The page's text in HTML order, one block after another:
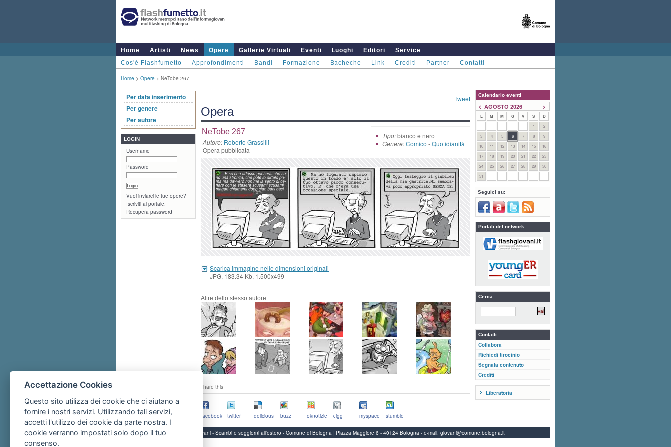
Home Artisti News Opere Gallerie Virtuali Eventi Luoghi Editori
Service
Cos'è Flashfumetto
Approfondimenti Bandi Formazione Bacheche Link Crediti Partner Contatti
Home > Opere > NeTobe 267
Per data inserimento
Per genere
Per autore
LOGIN
Username
Password
Vuoi inviarci le tue opere?
Iscriviti al portale.
Recupera password
Tweet
Opera
NeTobe 267
Autore: Roberto Grassilli
Opera pubblicata
Tipo:bianco e nero
Genere:Comico -Quotidianità
Scarica immagine nelle dimensioni originali
JPG, 183.34 Kb, 1.500x499
Altre dello stesso autore:
share this
facebook twitter delicious buzz oknotizie digg myspace stumble
Calendario eventi
>
< AGOSTO 2026
L M M G V S
D
1
2
3
4 5 6 7 8
9
10
11 12 13 14 15
16
17
18 19 20 21 22
23
24
25 26 27 28 29
30
31
Seguici su:
Portali del network
Cerca
Contatti
Collabora
Richiedi tirocinio
Segnala contenuto
Crediti
Liberatoria
Servizi per i giovani - Scambi e soggiorni all'estero - Comune di Bologna | Piazza Maggiore 6 - 40124 Bologna - e-mail: giovani@comune.bologna.it
Accettazione Cookies
Questo sito utilizza dei cookie che ci aiutano a
fornire i nostri servizi. Utilizzando tali servizi,
accetti l'utilizzo dei cookie da parte nostra. I
cookie verranno impostati solo dopo il tuo
consenso.